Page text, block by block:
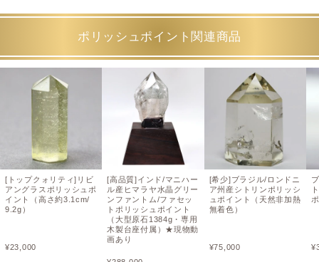
ポリッシュポイント関連商品
[トップクォリティ]リビ
アングラスポリッシュポ
イント（高さ約3.1cm/
9.2g）
¥23,000
[高品質]インド/マニハー
ル産ヒマラヤ水晶グリー
ンファントム/ファセッ
トポリッシュポイント
（大型原石1384g・専用
木製台座付属）★現物動
画あり
[希少]ブラジル/ロンドニ
ア州産シトリンポリッシ
ュポイント（天然非加熱
無着色）
¥75,000 ¥